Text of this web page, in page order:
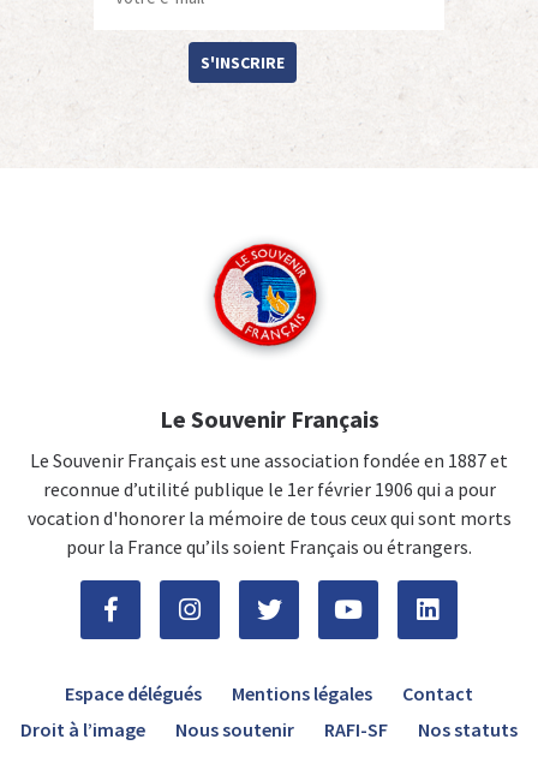
S'INSCRIRE
Le Souvenir Français
Le Souvenir Français est une association fondée en 1887 et
reconnue d’utilité publique le 1er février 1906 qui a pour
vocation d'honorer la mémoire de tous ceux qui sont morts
pour la France qu’ils soient Français ou étrangers.
Espace délégués Mentions légales
Contact
Droit à l’image
Nous soutenir RAFI-SF Nos statuts